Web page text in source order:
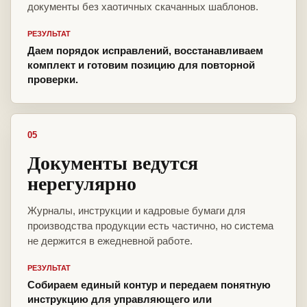
документы без хаотичных скачанных шаблонов.
РЕЗУЛЬТАТ
Даем порядок исправлений, восстанавливаем
комплект и готовим позицию для повторной
проверки.
05
Документы ведутся
нерегулярно
Журналы, инструкции и кадровые бумаги для
производства продукции есть частично, но система
не держится в ежедневной работе.
РЕЗУЛЬТАТ
Собираем единый контур и передаем понятную
инструкцию для управляющего или